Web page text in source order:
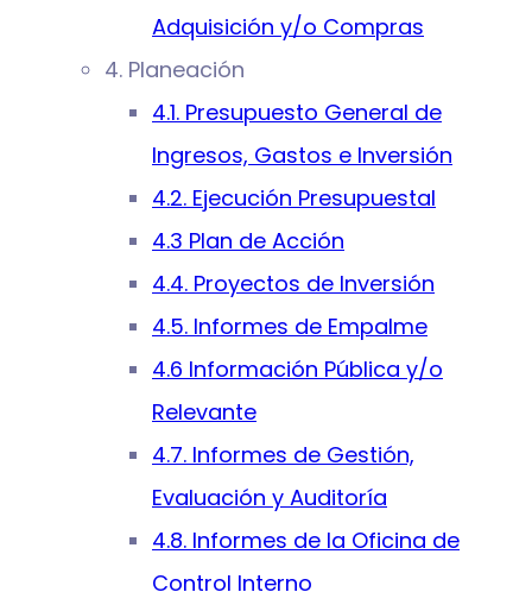
Adquisición y/o Compras
4. Planeación
4.1. Presupuesto General de
Ingresos, Gastos e Inversión
4.2. Ejecución Presupuestal
4.3 Plan de Acción
4.4. Proyectos de Inversión
4.5. Informes de Empalme
4.6 Información Pública y/o
Relevante
4.7. Informes de Gestión,
Evaluación y Auditoría
4.8. Informes de la Oficina de
Control Interno